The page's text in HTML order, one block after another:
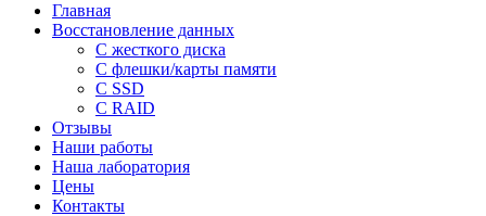
Главная
Восстановление данных
С жесткого диска
С флешки/карты памяти
С SSD
С RAID
Отзывы
Наши работы
Наша лаборатория
Цены
Контакты